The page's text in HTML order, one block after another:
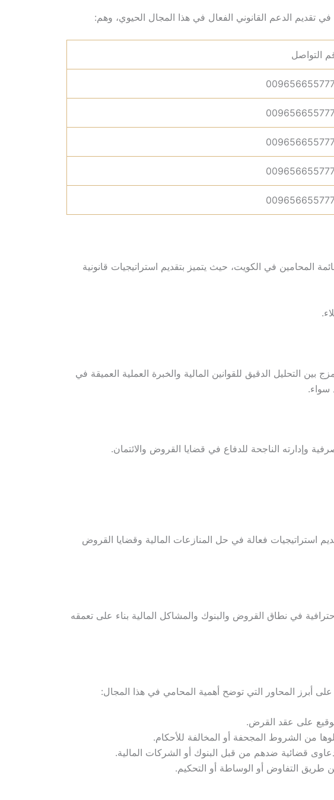
تقديم الدعم القانوني الفعال في هذا المجال الحيوي، وهم:
التواصل
المحامين في الكويت، حيث يتميز بتقديم استراتيجيات قانونية
التحليل الدقيق للقوانين المالية والخبرة العملية العميقة في
سواء.
وإدارته الناجحة للدفاع في قضايا القروض والائتمان.
استراتيجيات فعالة في حل المنازعات المالية وقضايا القروض
في نطاق القروض والبنوك والمشاكل المالية بناء على تعمقه
أبرز المحاور التي توضح أهمية المحامي في هذا المجال:
على عقد القرض.
من الشروط المجحفة أو المخالفة للأحكام.
قضائية ضدهم من قبل البنوك أو الشركات المالية.
طريق التفاوض أو الوساطة أو التحكيم.